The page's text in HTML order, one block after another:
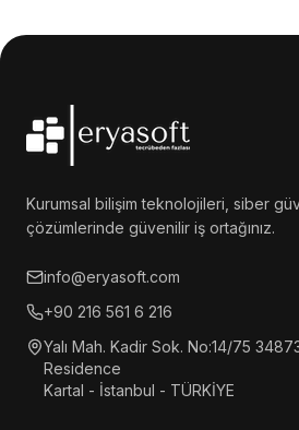
Kurumsal bilişim teknolojileri, siber
çözümlerinde güvenilir iş ortağınız.
info@eryasoft.com
+90 216 561 6 216
Yalı Mah. Kadir Sok. No:14/75
Residence
Kartal - İstanbul - TÜRKİYE